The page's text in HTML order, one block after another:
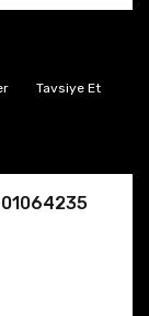
Tavsiye Et